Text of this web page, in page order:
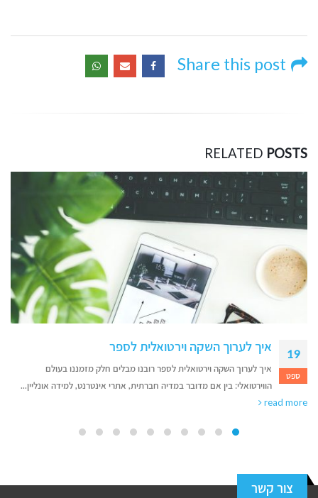
Share this post
RELATED POSTS
19
ספט
איך לערוך השקה וירטואלית לספר
איך לערוך השקה וירטואלית לספר רובנו מבלים חלק מזמננו בעולם
הווירטואלי: בין אם מדובר במדיה חברתית, אתרי אינטרנט, למידה אונליין...
read more
צור קשר